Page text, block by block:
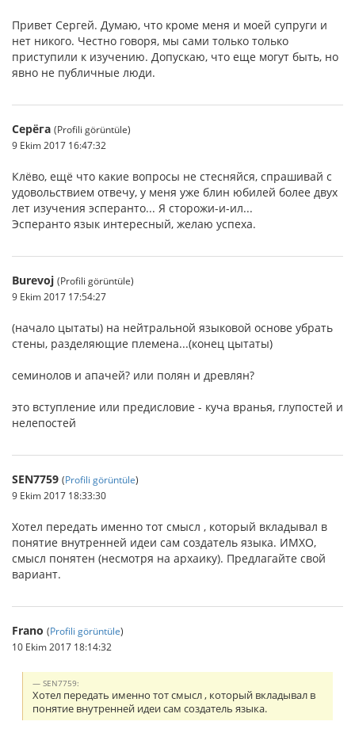
Привет Сергей. Думаю, что кроме меня и моей супруги и
нет никого. Честно говоря, мы сами только только
приступили к изучению. Допускаю, что еще могут быть, но
явно не публичные люди.
Серёга (Profili görüntüle)
9 Ekim 2017 16:47:32
Клёво, ещё что какие вопросы не стесняйся, спрашивай с
удовольствием отвечу, у меня уже блин юбилей более двух
лет изучения эсперанто... Я сторожи-и-ил...
Эсперанто язык интересный, желаю успеха.
Burevoj (Profili görüntüle)
9 Ekim 2017 17:54:27
(начало цытаты) на нейтральной языковой основе убрать
стены, разделяющие племена...(конец цытаты)
семинолов и апачей? или полян и древлян?
это вступление или предисловие - куча вранья, глупостей и
нелепостей
SEN7759 (Profili görüntüle)
9 Ekim 2017 18:33:30
Хотел передать именно тот смысл , который вкладывал в
понятие внутренней идеи сам создатель языка. ИМХО,
смысл понятен (несмотря на архаику). Предлагайте свой
вариант.
Frano (Profili görüntüle)
10 Ekim 2017 18:14:32
SEN7759:
Хотел передать именно тот смысл , который вкладывал в
понятие внутренней идеи сам создатель языка.